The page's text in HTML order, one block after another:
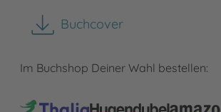
Buchcover
herunterladen
Im Buchshop Deiner Wahl bestellen: